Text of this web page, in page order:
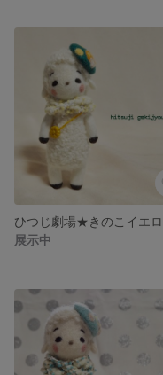
ひつじ劇場★きのこイエ
展示中